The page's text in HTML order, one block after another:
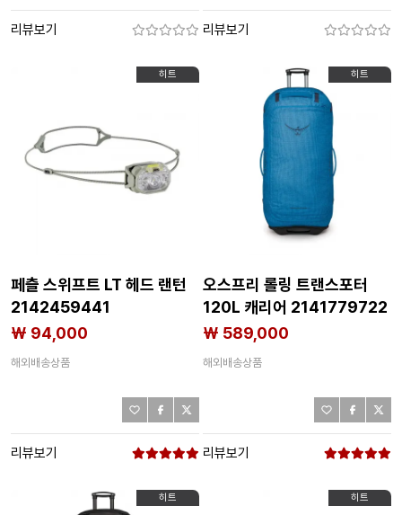
리뷰보기 리뷰보기
히트
페츨 스위프트 LT 헤드 랜턴
2142459441
₩ 94,000
해외배송상품
리뷰보기
히트
오스프리 롤링 트랜스포터
120L 캐리어 2141779722
₩ 589,000
해외배송상품
리뷰보기
히트 히트